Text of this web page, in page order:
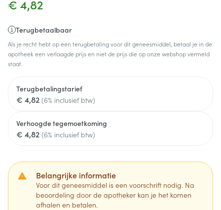
€ 4,82
Terugbetaalbaar
Als je recht hebt op een terugbetaling voor dit geneesmiddel, betaal je in de
apotheek een verlaagde prijs en niet de prijs die op onze webshop vermeld
staat.
Terugbetalingstarief
€ 4,82 (6% inclusief btw)
Verhoogde tegemoetkoming
€ 4,82 (6% inclusief btw)
Belangrijke informatie
Voor dit geneesmiddel is een voorschrift nodig. Na
beoordeling door de apotheker kan je het komen
afhalen en betalen.